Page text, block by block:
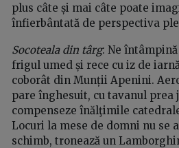
plus câte și mai câte poate
înfierbântată de perspectiva
Socoteala din târg: Ne
frigul umed și rece cu iz de
coborât din Munții Apenini.
pare înghesuit, cu tavanul prea
compenseze înălţimile
Locuri la mese de domni nu se
schimb, tronează un